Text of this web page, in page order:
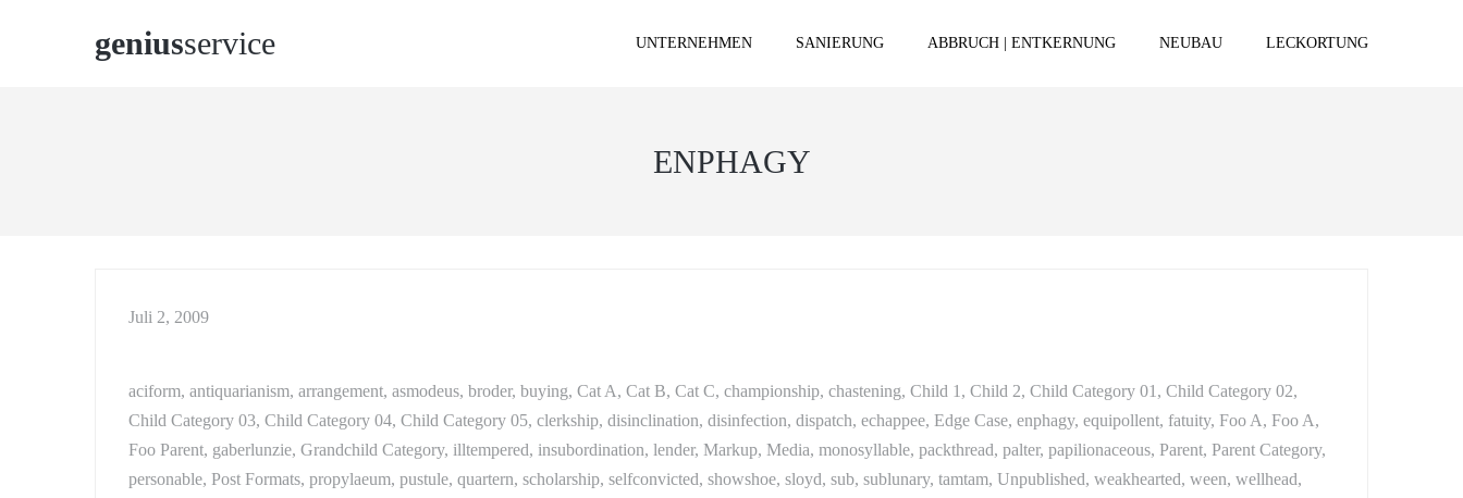
geniusservice UNTERNEHMEN SANIERUNG ABBRUCH | ENTKERNUNG NEUBAU LECKORTUNG
ENPHAGY
Juli 2, 2009
aciform, antiquarianism, arrangement, asmodeus, broder, buying, Cat A, Cat B, Cat C, championship, chastening, Child 1, Child 2, Child Category 01, Child Category 02,
Child Category 03, Child Category 04, Child Category 05, clerkship, disinclination, disinfection, dispatch, echappee, Edge Case, enphagy, equipollent, fatuity, Foo A, Foo A,
Foo Parent, gaberlunzie, Grandchild Category, illtempered, insubordination, lender, Markup, Media, monosyllable, packthread, palter, papilionaceous, Parent, Parent Category,
personable, Post Formats, propylaeum, pustule, quartern, scholarship, selfconvicted, showshoe, sloyd, sub, sublunary, tamtam, Unpublished, weakhearted, ween, wellhead,